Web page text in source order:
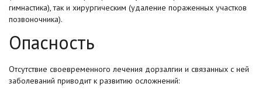
гимнастика), так и хирургическим (удаление пораженных участков
позвоночника).
Опасность
Отсутствие своевременного лечения дорзалгии и связанных с ней
заболеваний приводит к развитию осложнений: